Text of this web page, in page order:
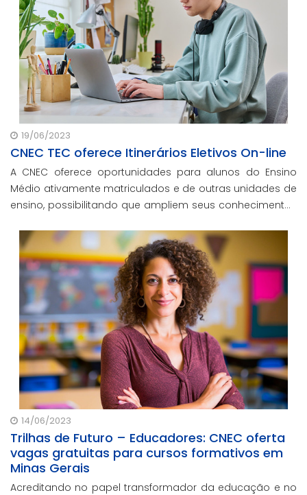
19/06/2023
CNEC TEC oferece Itinerários Eletivos On-line
A CNEC oferece oportunidades para alunos do Ensino
Médio ativamente matriculados e de outras unidades de
ensino, possibilitando que ampliem seus conhecimentos
14/06/2023
Trilhas de Futuro – Educadores: CNEC oferta
vagas gratuitas para cursos formativos em
Minas Gerais
Acreditando no papel transformador da educação e no